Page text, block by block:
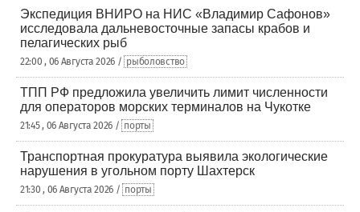
Экспедиция ВНИРО на НИС «Владимир Сафонов»
исследовала дальневосточные запасы крабов и
пелагических рыб
22:00 , 06 Августа 2026 / рыболовство
ТПП РФ предложила увеличить лимит численности
для операторов морских терминалов на Чукотке
21:45 , 06 Августа 2026 / порты
Транспортная прокуратура выявила экологические
нарушения в угольном порту Шахтерск
21:30 , 06 Августа 2026 / порты